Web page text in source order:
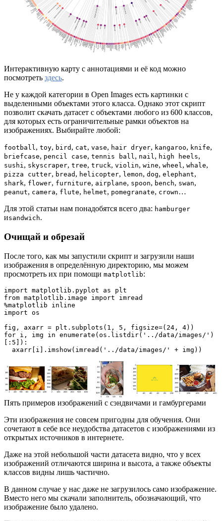
Интерактивную карту с аннотациями и её код можно
посмотреть здесь.
Не у каждой категории в Open Images есть картинки с
выделенными объектами этого класса. Однако этот скрипт
позволит скачать датасет с объектами любого из 600 классов,
для которых есть ограничительные рамки объектов на
изображениях. Выбирайте любой:
football, toy, bird , cat, vase, hair dryer, kangaroo, knife,
briefcase, pencil case, tennis ball, nail, high heels,
sushi, skyscraper, tree, truck, violin, wine, wheel, whale,
pizza cutter, bread , helicopter, lemon, dog, elephant,
shark, flower, furniture, airplane, spoon, bench, swan,
peanut, camera, flute, helmet, pomegranate, crown…
Для этой статьи нам понадобятся всего два: hamburger
иsandwich.
Очищай и обрезай
После того, как мы запустили скрипт и загрузили наши
изображения в определённую директорию, мы можем
просмотреть их при помощи matplotlib:
import matplotlib.pyplot as plt
from matplotlib.image import imread
%matplotlib inline
import os
fig, axarr = plt.subplots(1, 5, figsize=(24, 4))
for i, img in enumerate(os.listdir('../data/images/')
[:5]):
  axarr[i].imshow(imread('../data/images/' + img))
Пять примеров изображений с сэндвичами и гамбургерами
Эти изображения не совсем пригодны для обучения. Они
сочетают в себе все неудобства датасетов с изображениями из
открытых источников в интернете.
Даже на этой небольшой части датасета видно, что у всех
изображений отличаются ширина и высота, а также объекты
классов видны лишь частично.
В данном случае у нас даже не загрузилось само изображение.
Вместо него мы скачали заполнитель, обозначающий, что
изображение было удалено.